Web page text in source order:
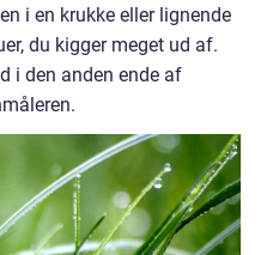
i en krukke eller lignende
du kigger meget ud af.
i den anden ende af